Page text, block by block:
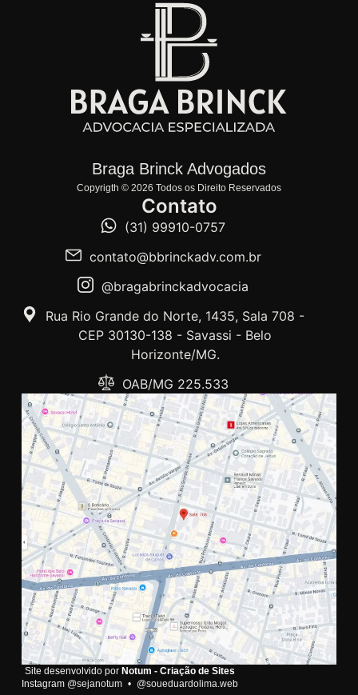
Braga Brinck Advogados
Copyrigth © 2026 Todos os Direito Reservados
Contato
(31) 99910-0757
contato@bbrinckadv.com.br
@bragabrinckadvocacia
Rua Rio Grande do Norte, 1435, Sala 708 -
CEP 30130-138 - Savassi - Belo
Horizonte/MG.
OAB/MG 225.533
Site desenvolvido por Notum - Criação de Sites
Instagram @sejanotum • @soueduardolima.web